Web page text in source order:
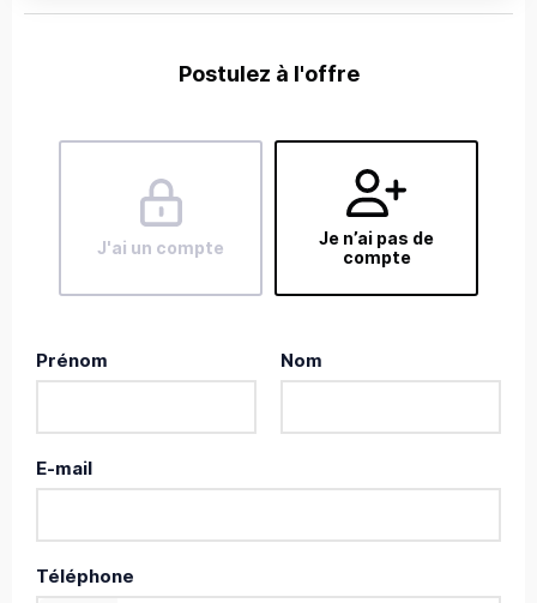
Postulez à l'offre
J'ai un compte
Je n’ai pas de
compte
Prénom Nom
E-mail
Téléphone